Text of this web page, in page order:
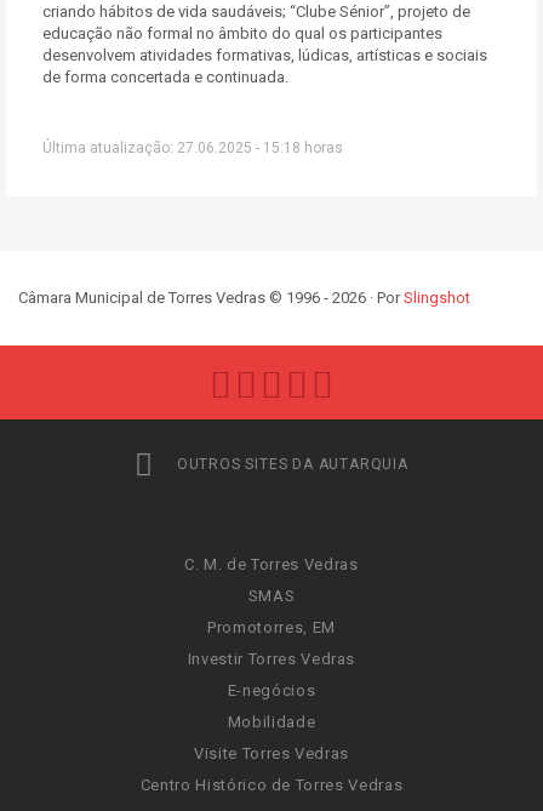
criando hábitos de vida saudáveis; “Clube Sénior”, projeto de
educação não formal no âmbito do qual os participantes
desenvolvem atividades formativas, lúdicas, artísticas e sociais
de forma concertada e continuada.
Última atualização: 27.06.2025 - 15:18 horas
Câmara Municipal de Torres Vedras © 1996 - 2026 · PorSlingshot
OUTROS SITES DA AUTARQUIA
C. M. de Torres Vedras
SMAS
Promotorres, EM
Investir Torres Vedras
E-negócios
Mobilidade
Visite Torres Vedras
Centro Histórico de Torres Vedras